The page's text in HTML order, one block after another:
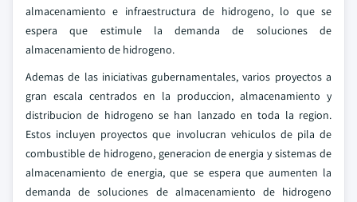
almacenamiento e infraestructura de hidrogeno, lo que se
espera que estimule la demanda de soluciones de
almacenamiento de hidrogeno.
Ademas de las iniciativas gubernamentales, varios proyectos a
gran escala centrados en la produccion, almacenamiento y
distribucion de hidrogeno se han lanzado en toda la region.
Estos incluyen proyectos que involucran vehiculos de pila de
combustible de hidrogeno, generacion de energia y sistemas de
almacenamiento de energia, que se espera que aumenten la
demanda de soluciones de almacenamiento de hidrogeno